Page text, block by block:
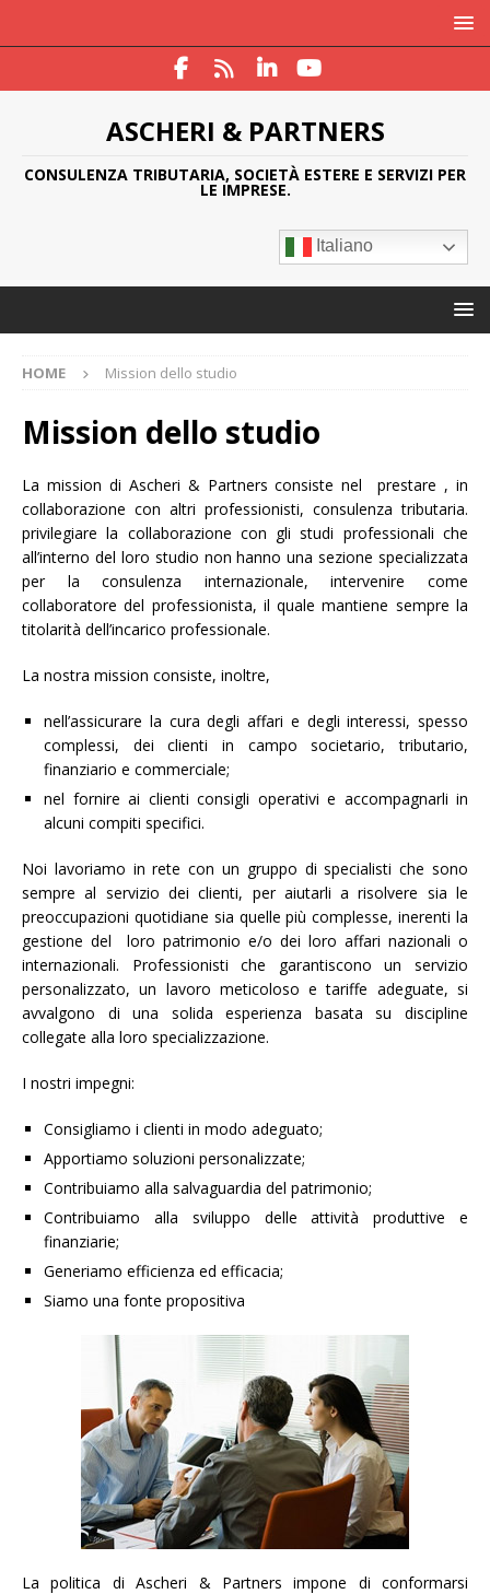
ASCHERI & PARTNERS
CONSULENZA TRIBUTARIA, SOCIETÀ ESTERE E SERVIZI PER
LE IMPRESE.
Italiano
HOME Mission dello studio
Mission dello studio
La mission di Ascheri & Partners consiste nel prestare , in
collaborazione con altri professionisti, consulenza tributaria.
privilegiare la collaborazione con gli studi professionali che
all’interno del loro studio non hanno una sezione specializzata
per la consulenza internazionale, intervenire come
collaboratore del professionista, il quale mantiene sempre la
titolarità dell’incarico professionale.
La nostra mission consiste, inoltre,
nell’assicurare la cura degli affari e degli interessi, spesso
complessi, dei clienti in campo societario, tributario,
finanziario e commerciale;
nel fornire ai clienti consigli operativi e accompagnarli in
alcuni compiti specifici.
Noi lavoriamo in rete con un gruppo di specialisti che sono
sempre al servizio dei clienti, per aiutarli a risolvere sia le
preoccupazioni quotidiane sia quelle più complesse, inerenti la
gestione del loro patrimonio e/o dei loro affari nazionali o
internazionali. Professionisti che garantiscono un servizio
personalizzato, un lavoro meticoloso e tariffe adeguate, si
avvalgono di una solida esperienza basata su discipline
collegate alla loro specializzazione.
I nostri impegni:
Consigliamo i clienti in modo adeguato;
Apportiamo soluzioni personalizzate;
Contribuiamo alla salvaguardia del patrimonio;
Contribuiamo alla sviluppo delle attività produttive e
finanziarie;
Generiamo efficienza ed efficacia;
Siamo una fonte propositiva
La politica di Ascheri & Partners impone di conformarsi